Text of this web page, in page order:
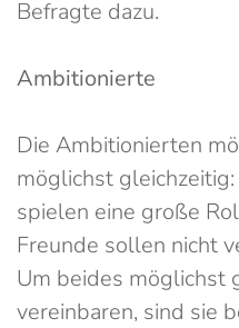
Befragte dazu.
Ambitionierte
Die Ambitionierten
möglichst
spielen eine große
Freunde sollen nicht
Um beides möglichst
vereinbaren, sind sie